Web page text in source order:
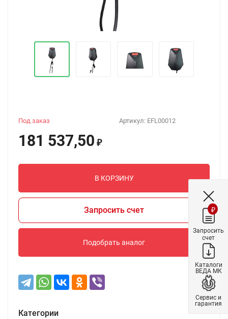
Артикул: EFL00012
Под заказ
181 537,50 ₽
В КОРЗИНУ
Запросить счет
Подобрать аналог
Категории
₽
Запросить
счет
Каталоги
ВЕДА МК
Сервис и
гарантия